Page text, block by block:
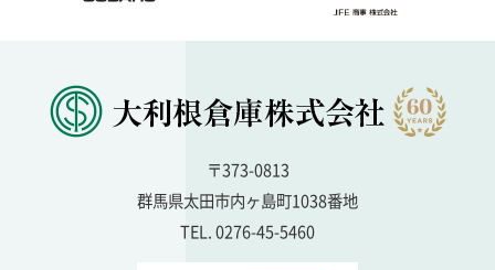
〒373-0813
群馬県太田市内ヶ島町1038番地
TEL. 0276-45-5460